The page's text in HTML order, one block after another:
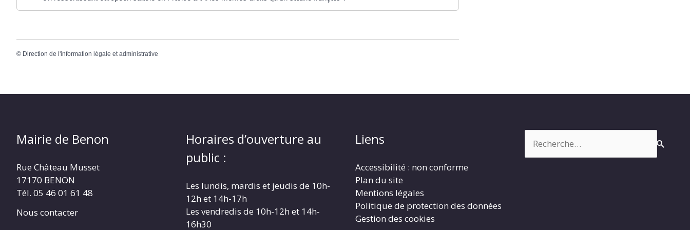
© Direction de l'information légale et administrative
Mairie de Benon
Rue Château Musset
17170 BENON
Tél. 05 46 01 61 48
Nous contacter
Horaires d’ouverture au
public :
Les lundis, mardis et jeudis de 10h-
12h et 14h-17h
Les vendredis de 10h-12h et 14h-
16h30
Liens
Accessibilité : non conforme
Plan du site
Mentions légales
Politique de protection des données
Gestion des cookies